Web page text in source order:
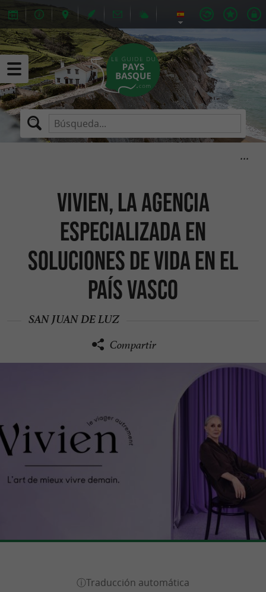
Vivien, la agencia
especializada en
soluciones de vida en el
País Vasco
SAN JUAN DE LUZ
Compartir